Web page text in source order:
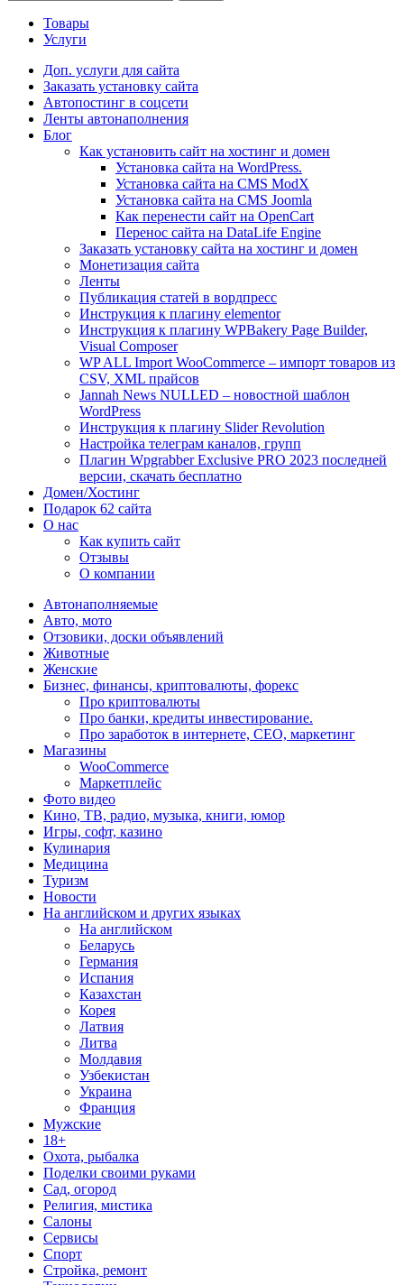
Товары
Услуги
Доп. услуги для сайта
Заказать установку сайта
Автопостинг в соцсети
Ленты автонаполнения
Блог
Как установить сайт на хостинг и домен
Установка сайта на WordPress.
Установка сайта на CMS ModX
Установка сайта на CMS Joomla
Как перенести сайт на OpenCart
Перенос сайта на DataLife Engine
Заказать установку сайта на хостинг и домен
Монетизация сайта
Ленты
Публикация статей в вордпресс
Инструкция к плагину elementor
Инструкция к плагину WPBakery Page Builder,
Visual Composer
WP ALL Import WooCommerce – импорт товаров из
CSV, XML прайсов
Jannah News NULLED – новостной шаблон
WordPress
Инструкция к плагину Slider Revolution
Настройка телеграм каналов, групп
Плагин Wpgrabber Exclusive PRO 2023 последней
версии, скачать бесплатно
Домен/Хостинг
Подарок 62 сайта
О нас
Как купить сайт
Отзывы
О компании
Автонаполняемые
Авто, мото
Отзовики, доски объявлений
Животные
Женские
Бизнес, финансы, криптовалюты, форекс
Про криптовалюты
Про банки, кредиты инвестирование.
Про заработок в интернете, СЕО, маркетинг
Магазины
WooCommerce
Маркетплейс
Фото видео
Кино, ТВ, радио, музыка, книги, юмор
Игры, софт, казино
Кулинария
Медицина
Туризм
Новости
На английском и других языках
На английском
Беларусь
Германия
Испания
Казахстан
Корея
Латвия
Литва
Молдавия
Узбекистан
Украина
Франция
Мужские
18+
Охота, рыбалка
Поделки своими руками
Сад, огород
Религия, мистика
Салоны
Сервисы
Спорт
Стройка, ремонт